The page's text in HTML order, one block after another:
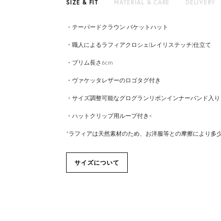
SIZE & FIT MATERIAL & CARE DELIVERY
・テーパードクラウン バケットハット
・職人によるラフィアクロシェ(レイリステッチ)仕立て
・ブリム長さ6cm
・ヴァケッタレザーのロゴタグ付き
・サイズ調整可能なグログランリボンインナーバンド入り
・ハットクリップ用ループ付き<
*ラフィアは天然素材のため、お洋服等との摩擦により多
サイズについて